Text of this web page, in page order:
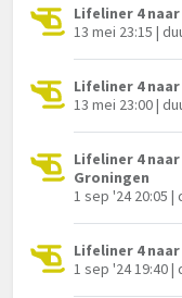
Lifeliner 4
13 mei 23:15 |
Lifeliner 4
13 mei 23:00 |
Lifeliner 4
Groningen
1 sep '24 20:05 |
Lifeliner 4
1 sep '24 19:40 |